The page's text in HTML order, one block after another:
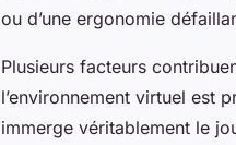
ou d’une ergonomie
Plusieurs facteurs
l’environnement virtuel est
immerge véritablement le